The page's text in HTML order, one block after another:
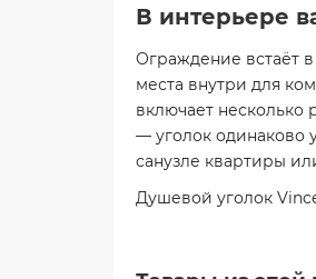
В интерьере
Ограждение встаёт
места внутри для
включает
— уголок одинаково
санузле квартиры
Душевой уголок